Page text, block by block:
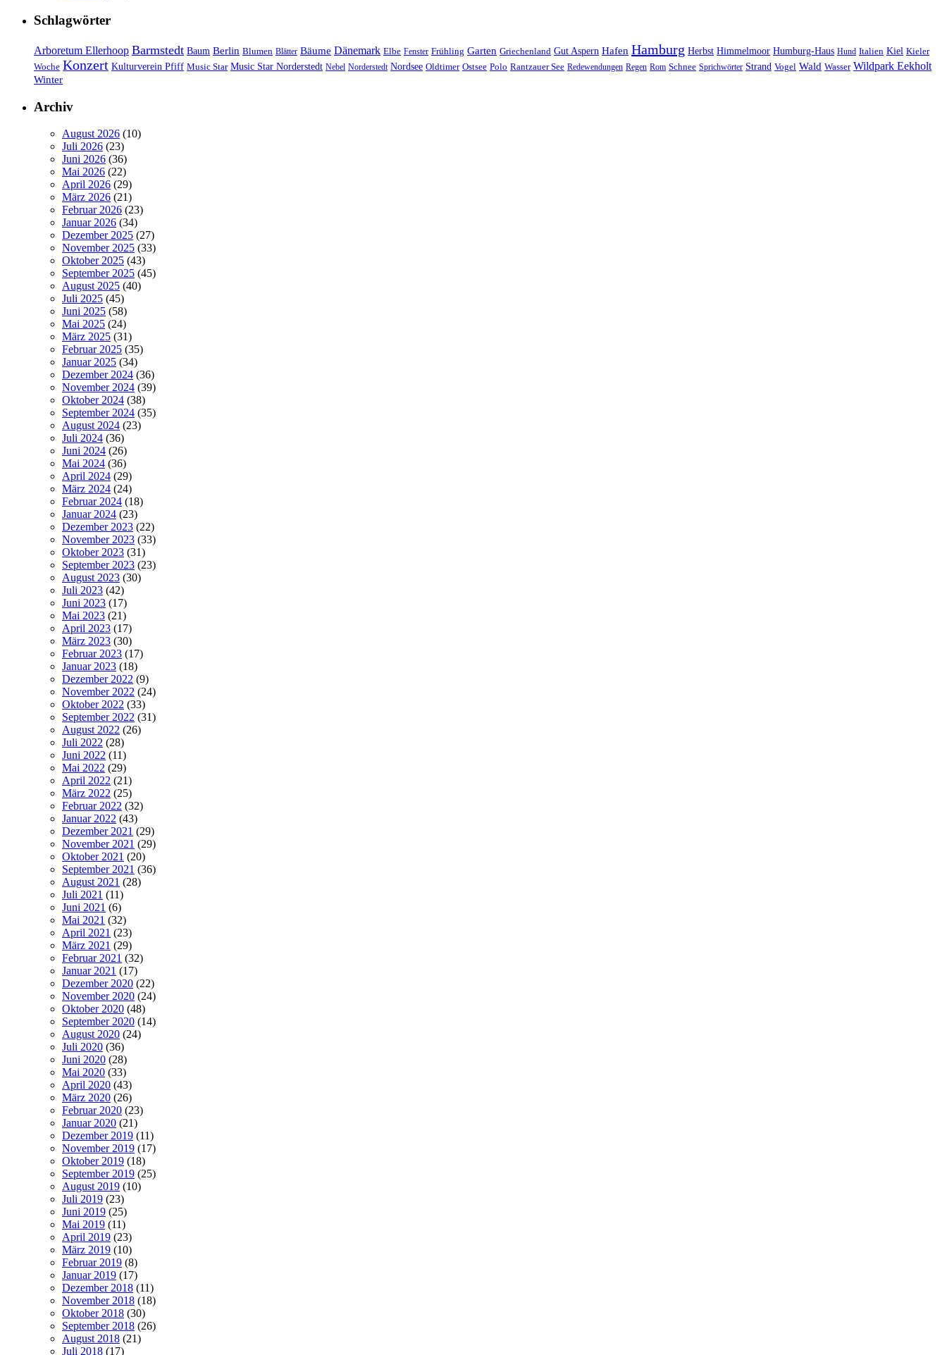
Schlagwörter
Arboretum Ellerhoop Barmstedt Baum Berlin Blumen Blätter Bäume Dänemark Elbe Fenster Frühling Garten Griechenland Gut Aspern Hafen Hamburg Herbst Himmelmoor Humburg-Haus Hund Italien Kiel Kieler
Woche Konzert Kulturverein Pfiff Music Star Music Star Norderstedt Nebel Norderstedt Nordsee Oldtimer Ostsee Polo Rantzauer See Redewendungen Regen Rom Schnee Sprichwörter Strand Vogel Wald Wasser Wildpark Eekholt
Winter
Archiv
August 2026 (10)
Juli 2026 (23)
Juni 2026 (36)
Mai 2026 (22)
April 2026 (29)
März 2026 (21)
Februar 2026 (23)
Januar 2026 (34)
Dezember 2025 (27)
November 2025 (33)
Oktober 2025 (43)
September 2025 (45)
August 2025 (40)
Juli 2025 (45)
Juni 2025 (58)
Mai 2025 (24)
März 2025 (31)
Februar 2025 (35)
Januar 2025 (34)
Dezember 2024 (36)
November 2024 (39)
Oktober 2024 (38)
September 2024 (35)
August 2024 (23)
Juli 2024 (36)
Juni 2024 (26)
Mai 2024 (36)
April 2024 (29)
März 2024 (24)
Februar 2024 (18)
Januar 2024 (23)
Dezember 2023 (22)
November 2023 (33)
Oktober 2023 (31)
September 2023 (23)
August 2023 (30)
Juli 2023 (42)
Juni 2023 (17)
Mai 2023 (21)
April 2023 (17)
März 2023 (30)
Februar 2023 (17)
Januar 2023 (18)
Dezember 2022 (9)
November 2022 (24)
Oktober 2022 (33)
September 2022 (31)
August 2022 (26)
Juli 2022 (28)
Juni 2022 (11)
Mai 2022 (29)
April 2022 (21)
März 2022 (25)
Februar 2022 (32)
Januar 2022 (43)
Dezember 2021 (29)
November 2021 (29)
Oktober 2021 (20)
September 2021 (36)
August 2021 (28)
Juli 2021 (11)
Juni 2021 (6)
Mai 2021 (32)
April 2021 (23)
März 2021 (29)
Februar 2021 (32)
Januar 2021 (17)
Dezember 2020 (22)
November 2020 (24)
Oktober 2020 (48)
September 2020 (14)
August 2020 (24)
Juli 2020 (36)
Juni 2020 (28)
Mai 2020 (33)
April 2020 (43)
März 2020 (26)
Februar 2020 (23)
Januar 2020 (21)
Dezember 2019 (11)
November 2019 (17)
Oktober 2019 (18)
September 2019 (25)
August 2019 (10)
Juli 2019 (23)
Juni 2019 (25)
Mai 2019 (11)
April 2019 (23)
März 2019 (10)
Februar 2019 (8)
Januar 2019 (17)
Dezember 2018 (11)
November 2018 (18)
Oktober 2018 (30)
September 2018 (26)
August 2018 (21)
Juli 2018 (17)